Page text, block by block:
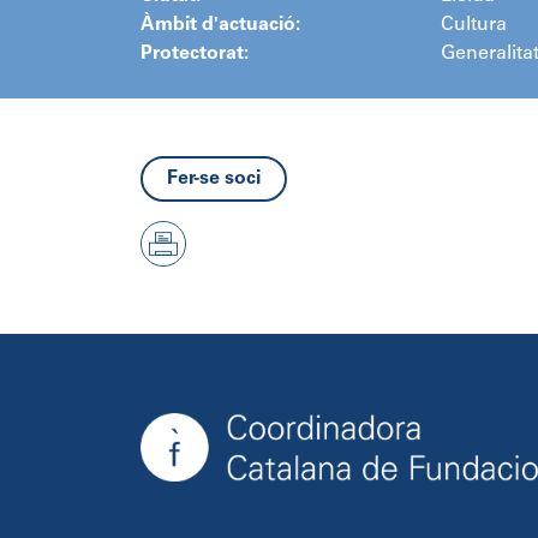
Àmbit d'actuació:
Cultura
Protectorat:
Fer-se soci